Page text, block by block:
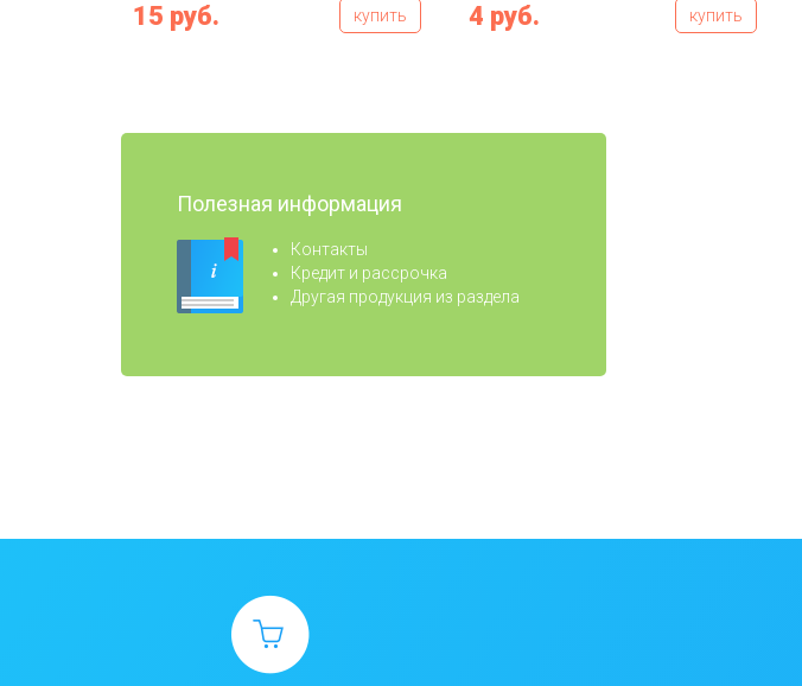
15 руб. купить 4 руб. купить
Полезная информация
Контакты
Кредит и рассрочка
Другая продукция из раздела